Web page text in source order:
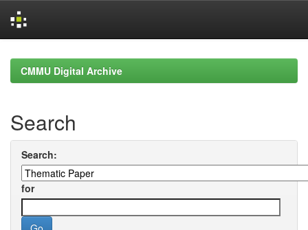
navigationCMMU Digital Archive
Search
Search:
for